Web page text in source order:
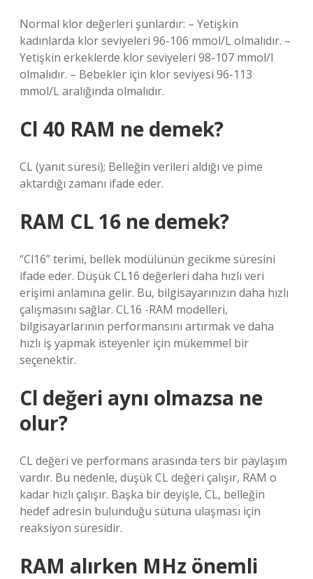
Normal klor değerleri şunlardır: – Yetişkin
kadınlarda klor seviyeleri 96-106 mmol/L olmalıdır. –
Yetişkin erkeklerde klor seviyeleri 98-107 mmol/l
olmalıdır. – Bebekler için klor seviyesi 96-113
mmol/L aralığında olmalıdır.
Cl 40 RAM ne demek?
CL (yanıt süresi); Belleğin verileri aldığı ve pime
aktardığı zamanı ifade eder.
RAM CL 16 ne demek?
“Cl16” terimi, bellek modülünün gecikme süresini
ifade eder. Düşük CL16 değerleri daha hızlı veri
erişimi anlamına gelir. Bu, bilgisayarınızın daha hızlı
çalışmasını sağlar. CL16 -RAM modelleri,
bilgisayarlarının performansını artırmak ve daha
hızlı iş yapmak isteyenler için mükemmel bir
seçenektir.
Cl değeri aynı olmazsa ne
olur?
CL değeri ve performans arasında ters bir paylaşım
vardır. Bu nedenle, düşük CL değeri çalışır, RAM o
kadar hızlı çalışır. Başka bir deyişle, CL, belleğin
hedef adresin bulunduğu sütuna ulaşması için
reaksiyon süresidir.
RAM alırken MHz önemli